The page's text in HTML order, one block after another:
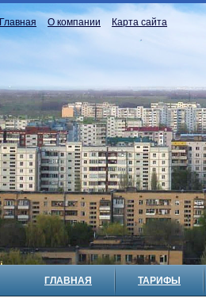
Главная О компании Карта сайта
ГЛАВНАЯ ТАРИФЫ